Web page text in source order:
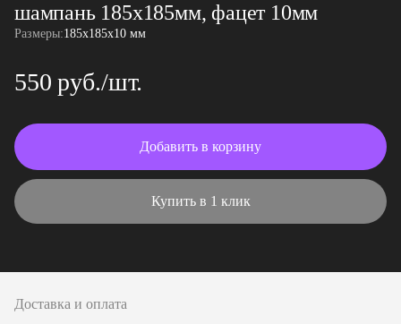
шампань 185х185мм, фацет 10мм
Размеры:185x185x10 мм
550 руб./шт.
Добавить в корзину
Купить в 1 клик
Доставка и оплата